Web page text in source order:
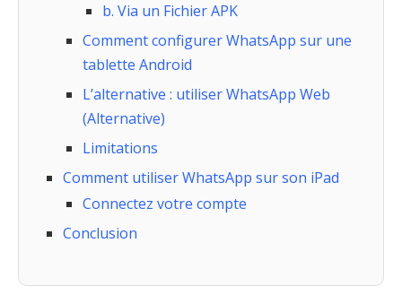
b. Via un Fichier APK
Comment configurer WhatsApp sur une
tablette Android
L’alternative : utiliser WhatsApp Web
(Alternative)
Limitations
Comment utiliser WhatsApp sur son iPad
Connectez votre compte
Conclusion